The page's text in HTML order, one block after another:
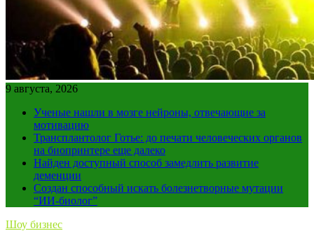
9 августа, 2026
Ученые нашли в мозге нейроны, отвечающие за
мотивацию
Трансплантолог Готье: до печати человеческих органов
на биопринтере еще далеко
Найден доступный способ замедлить развитие
деменции
Создан способный искать болезнетворные мутации
“ИИ-биолог”
Шоу бизнес